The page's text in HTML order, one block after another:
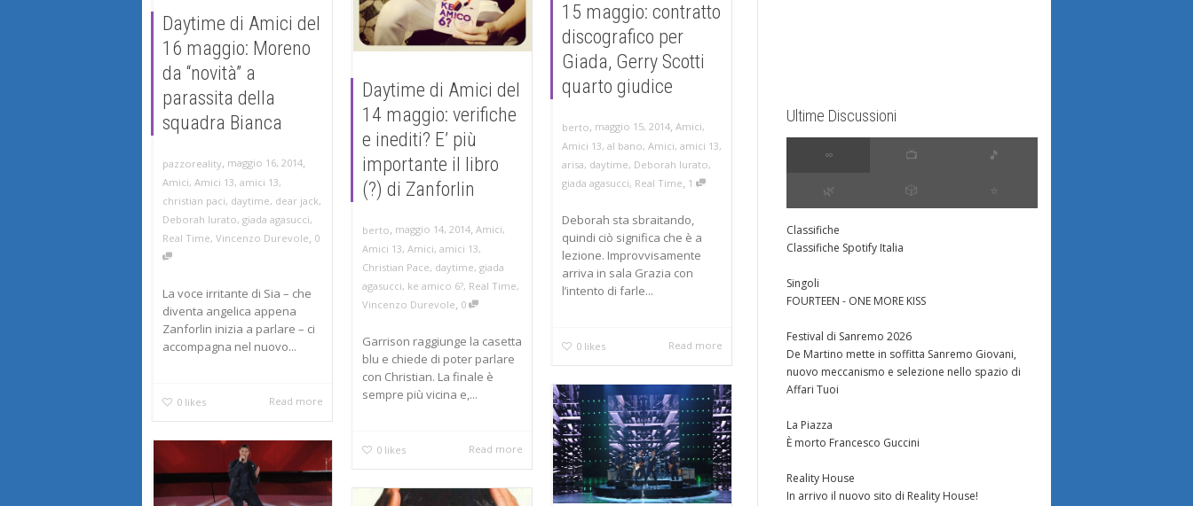
Daytime di Amici del
16 maggio: Moreno
da “novità” a
parassita della
squadra Bianca
pazzoreality, maggio 16, 2014,
Amici, Amici 13, amici 13,
christian paci, daytime, dear jack,
Deborah Iurato, giada agasucci,
Real Time, Vincenzo Durevole, 0
La voce irritante di Sia – che
diventa angelica appena
Zanforlin inizia a parlare – ci
accompagna nel nuovo...
0 likes Read more
15 maggio: contratto
discografico per
Giada, Gerry Scotti
quarto giudice
berto, maggio 15, 2014, Amici,
Amici 13, al bano, Amici, amici 13,
arisa, daytime, Deborah Iurato,
giada agasucci, Real Time, 1
Deborah sta sbraitando,
quindi ciò significa che è a
lezione. Improvvisamente
arriva in sala Grazia con
l’intento di farle...
0 likes Read more
Daytime di Amici del
14 maggio: verifiche
e inediti? E’ più
importante il libro
(?) di Zanforlin
berto, maggio 14, 2014, Amici,
Amici 13, Amici, amici 13,
Christian Pace, daytime, giada
agasucci, ke amico 6?, Real Time,
Vincenzo Durevole, 0
Garrison raggiunge la casetta
blu e chiede di poter parlare
con Christian. La finale è
sempre più vicina e,...
0 likes Read more
Ultime Discussioni
∞ 📺 🎵
🌿 🎲 ⭐️
Classifiche
Classifiche Spotify Italia
Singoli
FOURTEEN - ONE MORE KISS
Festival di Sanremo 2026
De Martino mette in soffitta Sanremo Giovani,
nuovo meccanismo e selezione nello spazio di
Affari Tuoi
La Piazza
È morto Francesco Guccini
Reality House
In arrivo il nuovo sito di Reality House!